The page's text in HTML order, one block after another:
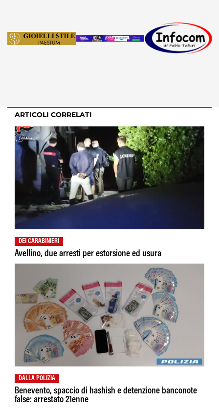
ARTICOLI CORRELATI
DEI CARABINIERI
Avellino, due arresti per estorsione ed usura
DALLA POLIZIA
Benevento, spaccio di hashish e detenzione banconote
false: arrestato 21enne